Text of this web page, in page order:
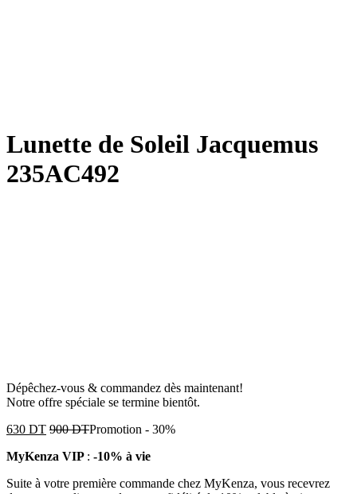
Lunette de Soleil Jacquemus
235AC492
Dépêchez-vous & commandez dès maintenant!
Notre offre spéciale se termine bientôt.
630 DT 900DTPromotion - 30%
MyKenza VIP : -10% à vie
Suite à votre première commande chez MyKenza, vous recevrez